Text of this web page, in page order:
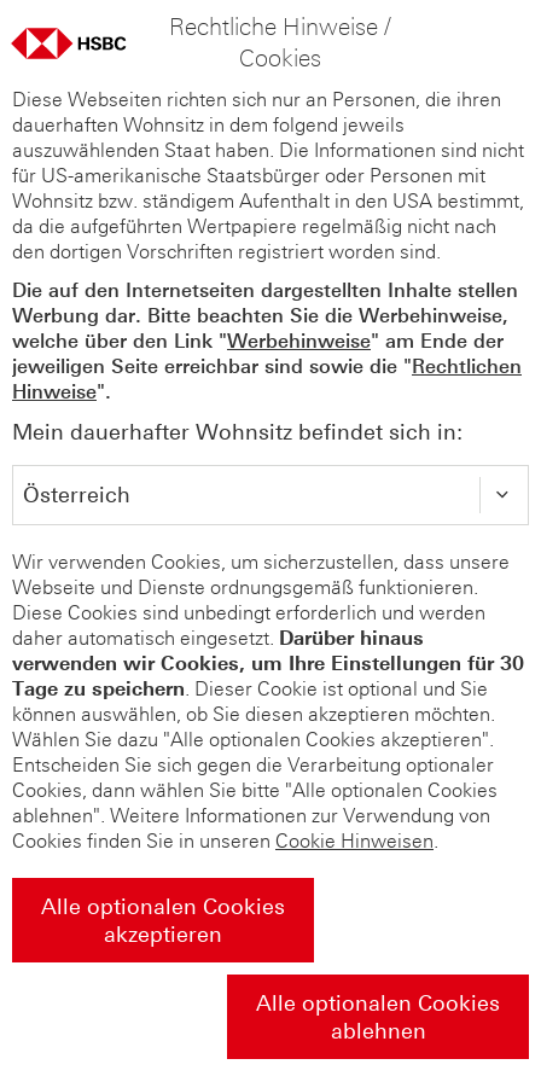
Rechtliche Hinweise /
Cookies
Diese Webseiten richten sich nur an Personen, die ihren
dauerhaften Wohnsitz in dem folgend jeweils
auszuwählenden Staat haben. Die Informationen sind nicht
für US-amerikanische Staatsbürger oder Personen mit
Wohnsitz bzw. ständigem Aufenthalt in den USA bestimmt,
da die aufgeführten Wertpapiere regelmäßig nicht nach
den dortigen Vorschriften registriert worden sind.
Die auf den Internetseiten dargestellten Inhalte stellen
Werbung dar. Bitte beachten Sie die Werbehinweise,
welche über den Link "Werbehinweise" am Ende der
jeweiligen Seite erreichbar sind sowie die "Rechtlichen
Hinweise".
Mein dauerhafter Wohnsitz befindet sich in:
Wir verwenden Cookies, um sicherzustellen, dass unsere
Webseite und Dienste ordnungsgemäß funktionieren.
Diese Cookies sind unbedingt erforderlich und werden
daher automatisch eingesetzt. Darüber hinaus
verwenden wir Cookies, um Ihre Einstellungen für 30
Tage zu speichern. Dieser Cookie ist optional und Sie
können auswählen, ob Sie diesen akzeptieren möchten.
Wählen Sie dazu "Alle optionalen Cookies akzeptieren".
Entscheiden Sie sich gegen die Verarbeitung optionaler
Cookies, dann wählen Sie bitte "Alle optionalen Cookies
ablehnen". Weitere Informationen zur Verwendung von
Cookies finden Sie in unseren Cookie Hinweisen.
Alle optionalen Cookies
akzeptieren
Alle optionalen Cookies
ablehnen